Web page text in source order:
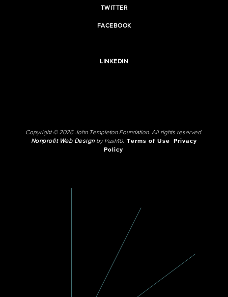
TWITTER
FACEBOOK
LINKEDIN
Copyright © 2026 John Templeton Foundation. All rights reserved.
Nonprofit Web Designby Push10. Terms of Use
Privacy
Policy